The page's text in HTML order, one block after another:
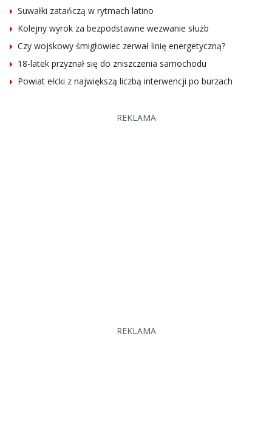
Suwałki zatańczą w rytmach latino
Kolejny wyrok za bezpodstawne wezwanie służb
Czy wojskowy śmigłowiec zerwał linię energetyczną?
18-latek przyznał się do zniszczenia samochodu
Powiat ełcki z największą liczbą interwencji po burzach
REKLAMA
REKLAMA